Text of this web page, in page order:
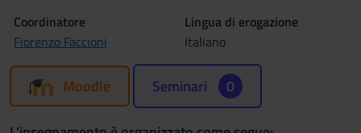
Coordinatore
Fiorenzo Faccioni
Lingua di erogazione
Italiano
Moodle Seminari 0